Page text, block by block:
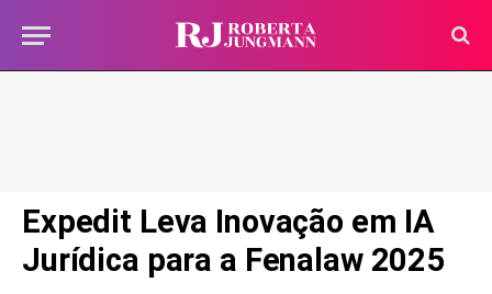
Expedit Leva Inovação em IA
Jurídica para a Fenalaw 2025